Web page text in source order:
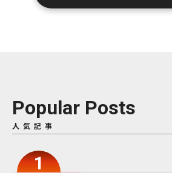
Popular Posts
人気記事